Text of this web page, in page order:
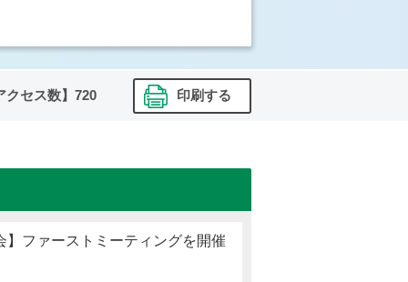
クセス数】 720 印刷する
】ファーストミーティングを開催